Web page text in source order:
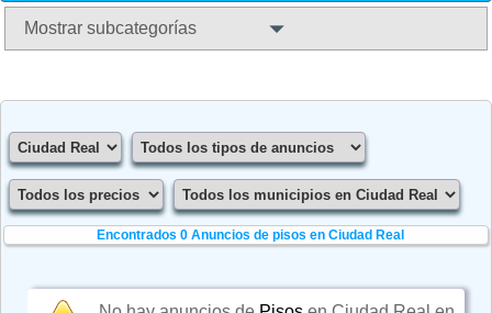
Mostrar subcategorías
Encontrados 0Anuncios de pisos en Ciudad Real